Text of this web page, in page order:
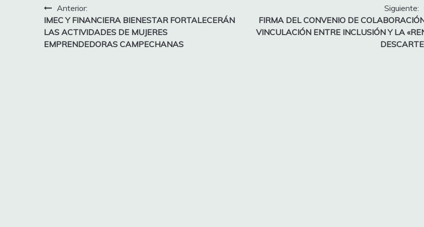
Navegación
de
entradas
Anterior:
IMEC Y FINANCIERA BIENESTAR FORTALECERÁN
LAS ACTIVIDADES DE MUJERES
EMPRENDEDORAS CAMPECHANAS
Siguiente:
FIRMA DEL CONVENIO DE
VINCULACIÓN ENTRE INCLUSIÓN Y LA